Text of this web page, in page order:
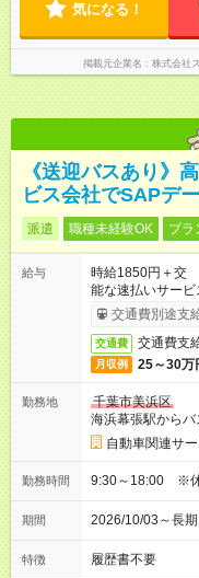
気になる！
掲載元企業名 株式会社
《送迎バスあり》
ビス会社でSAPデ
派遣 職種未経験OK ブラ
給与
時給1850円＋交
能な速払いサービ
交通費別途支
交通費 交通費支
月収例 25～30万
勤務地
千葉市美浜区
海浜幕張駅からバ
自動車関連サ
勤務時間 9:30～18:00 ※休
期間 2026/10/03～長
特徴 履歴書不要